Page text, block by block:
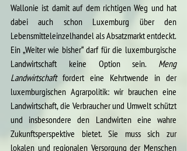
Wallonie ist damit auf dem richtigen Weg und hat
dabei auch schon Luxemburg über den
Lebensmitteleinzelhandel als Absatzmarkt entdeckt.
Ein „Weiter wie bisher“ darf für die luxemburgische
Landwirtschaft keine Option sein. Meng
Landwirtschaft fordert eine Kehrtwende in der
luxemburgischen Agrarpolitik: wir brauchen eine
Landwirtschaft, die Verbraucher und Umwelt schützt
und insbesondere den Landwirten eine wahre
Zukunftsperspektive bietet. Sie muss sich zur
lokalen und regionalen Versorgung der Menschen